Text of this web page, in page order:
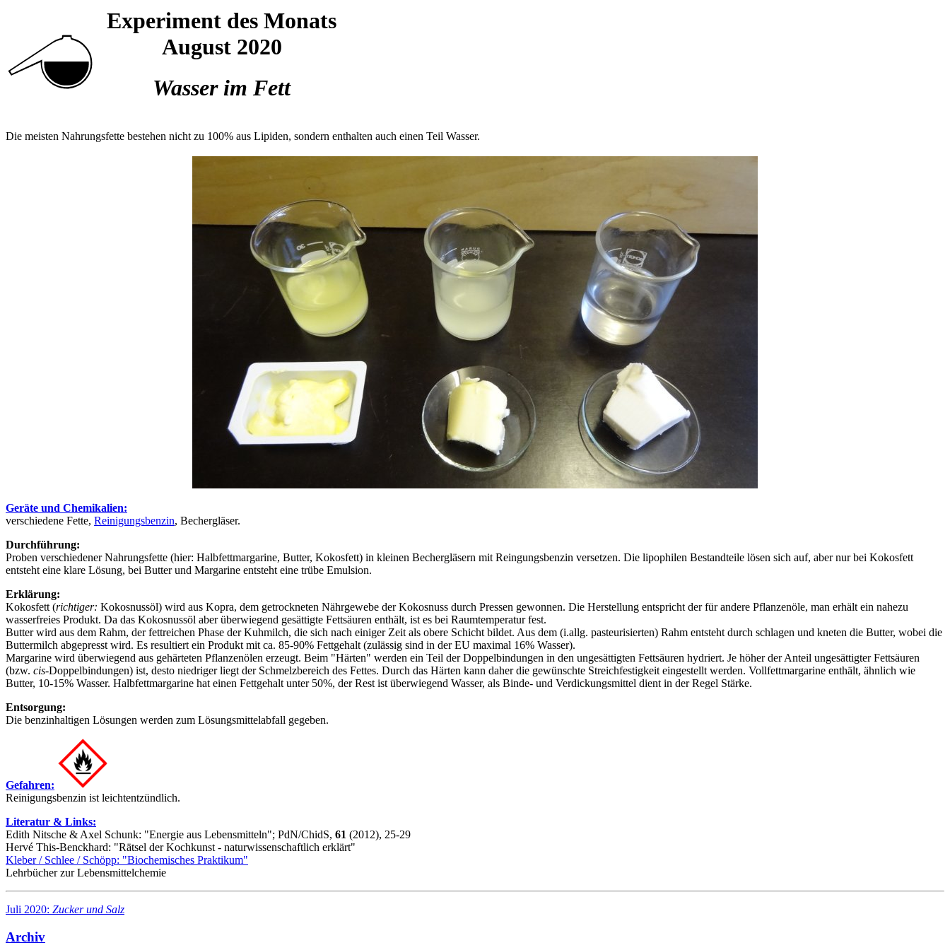
Experiment des Monats
August 2020
Wasser im Fett
Die meisten Nahrungsfette bestehen nicht zu 100% aus Lipiden, sondern enthalten auch einen Teil Wasser.
Geräte und Chemikalien:
verschiedene Fette, Reinigungsbenzin, Bechergläser.
Durchführung:
Proben verschiedener Nahrungsfette (hier: Halbfettmargarine, Butter, Kokosfett) in kleinen Bechergläsern mit Reingungsbenzin versetzen. Die lipophilen Bestandteile lösen sich auf, aber nur bei Kokosfett
entsteht eine klare Lösung, bei Butter und Margarine entsteht eine trübe Emulsion.
Erklärung:
Kokosfett (richtiger: Kokosnussöl) wird aus Kopra, dem getrockneten Nährgewebe der Kokosnuss durch Pressen gewonnen. Die Herstellung entspricht der für andere Pflanzenöle, man erhält ein nahezu
wasserfreies Produkt. Da das Kokosnussöl aber überwiegend gesättigte Fettsäuren enthält, ist es bei Raumtemperatur fest.
Butter wird aus dem Rahm, der fettreichen Phase der Kuhmilch, die sich nach einiger Zeit als obere Schicht bildet. Aus dem (i.allg. pasteurisierten) Rahm entsteht durch schlagen und kneten die Butter, wobei die
Buttermilch abgepresst wird. Es resultiert ein Produkt mit ca. 85-90% Fettgehalt (zulässig sind in der EU maximal 16% Wasser).
Margarine wird überwiegend aus gehärteten Pflanzenölen erzeugt. Beim "Härten" werden ein Teil der Doppelbindungen in den ungesättigten Fettsäuren hydriert. Je höher der Anteil ungesättigter Fettsäuren
(bzw. cis-Doppelbindungen) ist, desto niedriger liegt der Schmelzbereich des Fettes. Durch das Härten kann daher die gewünschte Streichfestigkeit eingestellt werden. Vollfettmargarine enthält, ähnlich wie
Butter, 10-15% Wasser. Halbfettmargarine hat einen Fettgehalt unter 50%, der Rest ist überwiegend Wasser, als Binde- und Verdickungsmittel dient in der Regel Stärke.
Entsorgung:
Die benzinhaltigen Lösungen werden zum Lösungsmittelabfall gegeben.
Gefahren:
Reinigungsbenzin ist leichtentzündlich.
Literatur & Links:
Edith Nitsche & Axel Schunk: "Energie aus Lebensmitteln"; PdN/ChidS, 61 (2012), 25-29
Hervé This-Benckhard: "Rätsel der Kochkunst - naturwissenschaftlich erklärt"
Kleber / Schlee / Schöpp: "Biochemisches Praktikum"
Lehrbücher zur Lebensmittelchemie
Juli 2020: Zucker und Salz
Archiv